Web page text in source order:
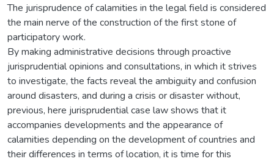
The jurisprudence of calamities in the legal field is considered
the main nerve of the construction of the first stone of
participatory work.
By making administrative decisions through proactive
jurisprudential opinions and consultations, in which it strives
to investigate, the facts reveal the ambiguity and confusion
around disasters, and during a crisis or disaster without,
previous, here jurisprudential case law shows that it
accompanies developments and the appearance of
calamities depending on the development of countries and
their differences in terms of location, it is time for this